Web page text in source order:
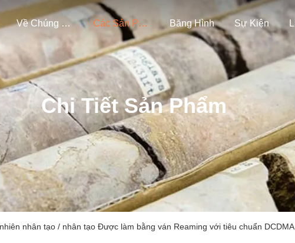
Về Chúng Tôi Các Sản Phẩm Băng Hình Sự Kiện
Chi Tiết Sản Phẩm
nhân tạo / nhân tạo Được làm bằng ván Reaming với tiêu chuẩn DCDMA